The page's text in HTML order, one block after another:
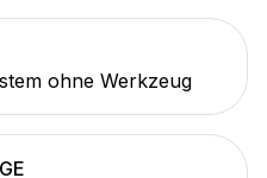
ohne Werkzeug